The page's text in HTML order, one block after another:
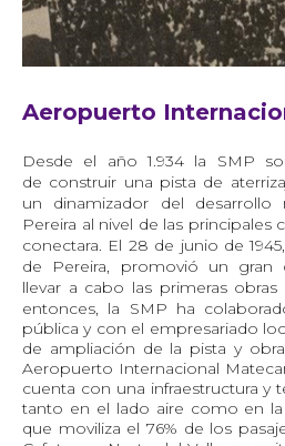
Aeropuerto
Desde el año 1.934 la SMP
de construir una pista de
un dinamizador del desarrollo
Pereira al nivel de las principales
conectara. El 28 de junio de
de Pereira, promovió un gran
llevar a cabo las primeras
entonces, la SMP ha
pública y con el empresariado
de ampliación de la pista y
Aeropuerto Internacional
cuenta con una infraestructura y
tanto en el lado aire como en
que moviliza el 76% de los